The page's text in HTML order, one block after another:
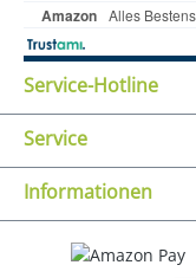
Service-Hotline
Service
Informationen